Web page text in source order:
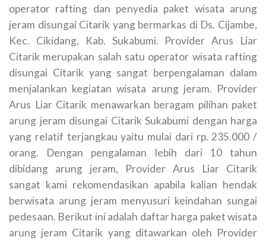
operator rafting dan penyedia paket wisata arung
jeram disungai Citarik yang bermarkas di Ds. Cijambe,
Kec. Cikidang, Kab. Sukabumi. Provider Arus Liar
Citarik merupakan salah satu operator wisata rafting
disungai Citarik yang sangat berpengalaman dalam
menjalankan kegiatan wisata arung jeram. Provider
Arus Liar Citarik menawarkan beragam pilihan paket
arung jeram disungai Citarik Sukabumi dengan harga
yang relatif terjangkau yaitu mulai dari rp. 235.000 /
orang. Dengan pengalaman lebih dari 10 tahun
dibidang arung jeram, Provider Arus Liar Citarik
sangat kami rekomendasikan apabila kalian hendak
berwisata arung jeram menyusuri keindahan sungai
pedesaan. Berikut ini adalah daftar harga paket wisata
arung jeram Citarik yang ditawarkan oleh Provider